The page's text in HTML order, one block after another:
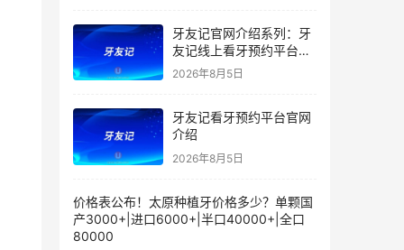
牙友记官网介绍系列：牙
友记线上看牙预约平台的
优势在哪里？
2026年8月5日
牙友记看牙预约平台官网
介绍
2026年8月5日
价格表公布！太原种植牙价格多少？单颗国
产3000+|进口6000+|半口40000+|全口
80000